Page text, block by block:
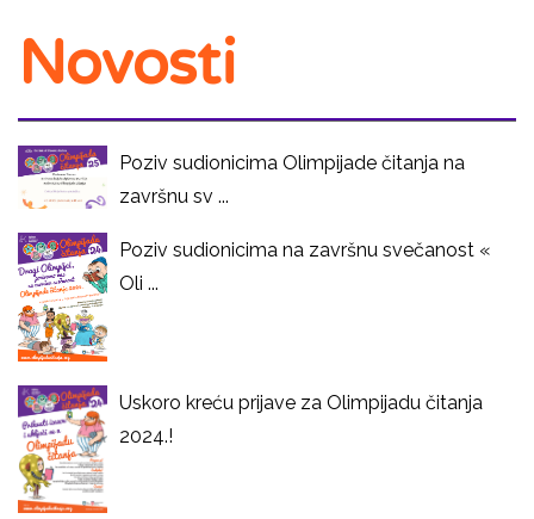
Novosti
Poziv sudionicima Olimpijade čitanja na
završnu sv ...
Poziv sudionicima na završnu svečanost «
Oli ...
Uskoro kreću prijave za Olimpijadu čitanja
2024.!